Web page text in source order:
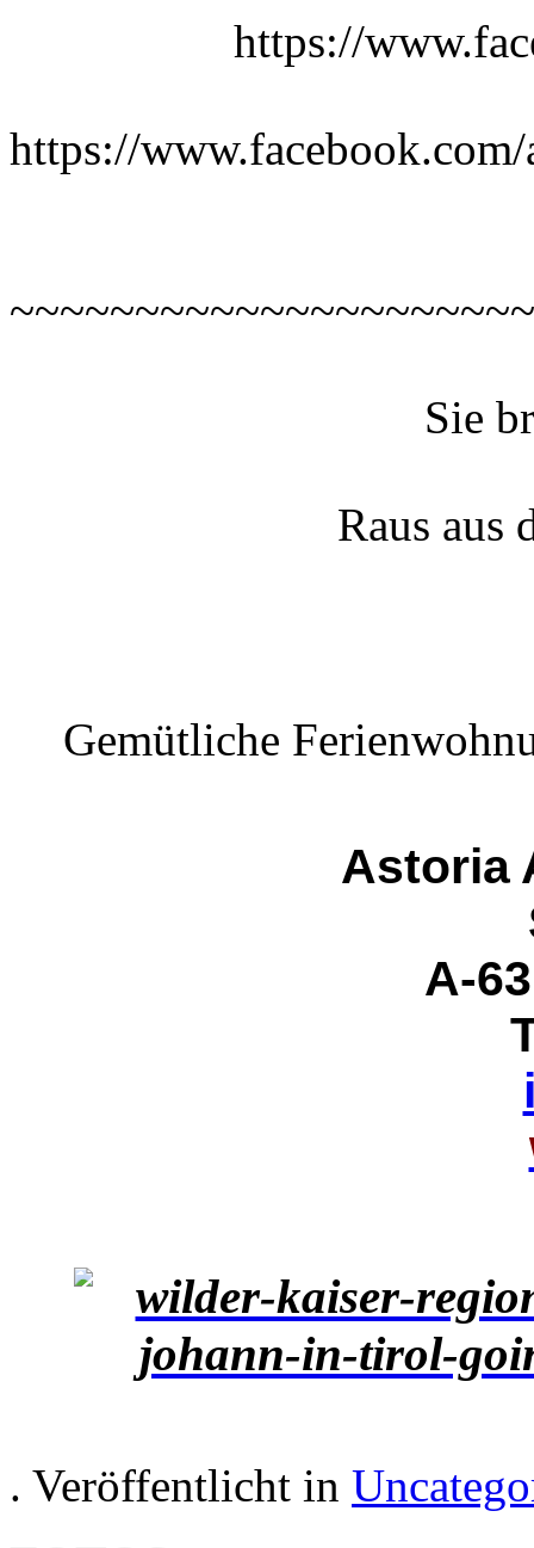
https://
https://
Sie
Raus aus
Gemütliche
Astoria
A-
. Veröffentlicht in